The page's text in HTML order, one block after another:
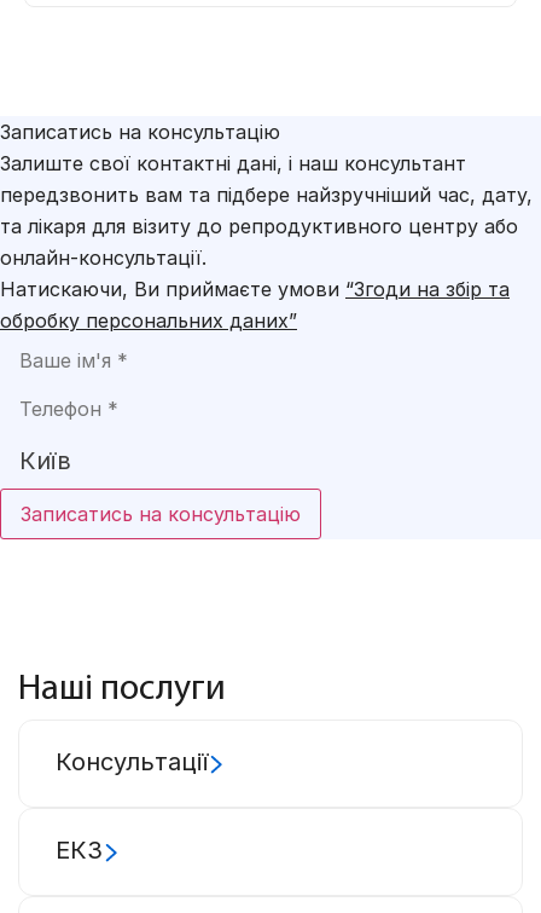
Записатись на консультацію
Залиште свої контактні дані, і наш консультант
передзвонить вам та підбере найзручніший час, дату,
та лікаря для візиту до репродуктивного центру або
онлайн-консультації.
Натискаючи, Ви приймаєте умови “Згоди на збір та
обробку персональних даних”
Записатись на консультацію
Наші послуги
Консультації
ЕКЗ